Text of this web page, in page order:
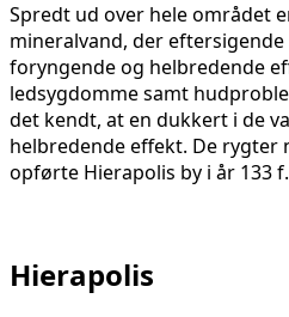
Spredt ud over hele området
mineralvand, der eftersigende
foryngende og helbredende
ledsygdomme samt
det kendt, at en dukkert i de
helbredende effekt. De rygter
opførte Hierapolis by i år 133
Hierapolis